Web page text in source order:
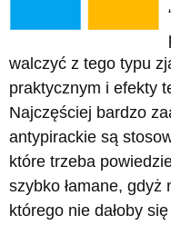
walczyć z tego typu
praktycznym i efekty
Najczęściej bardzo
antypirackie są
które trzeba
szybko łamane,
którego nie dałoby